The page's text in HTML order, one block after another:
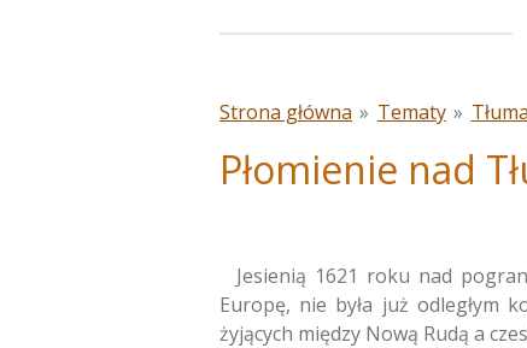
Strona główna » Tematy »
Płomienie nad
Jesienią 1621 roku nad
Europę, nie była już odległym
żyjących między Nową Rudą a